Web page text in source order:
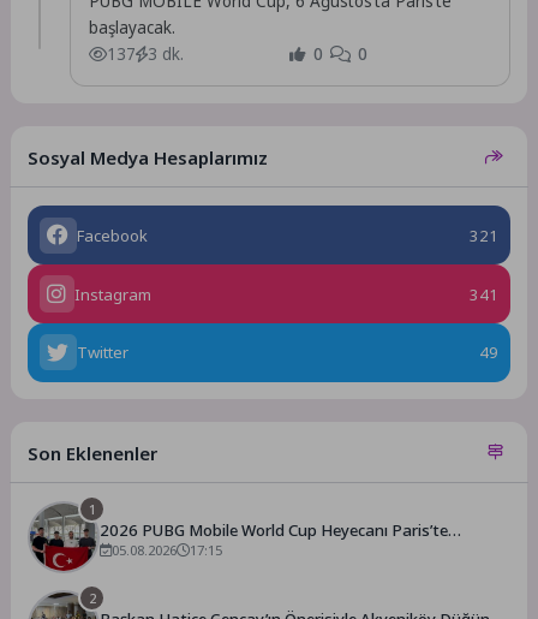
başlayacak.
137
3 dk. 0 0
Sosyal Medya Hesaplarımız
Facebook 321
Instagram 341
Twitter 49
Son Eklenenler
1
2026 PUBG Mobile World Cup Heyecanı Paris’te
Başlıyor
05.08.2026 17:15
2